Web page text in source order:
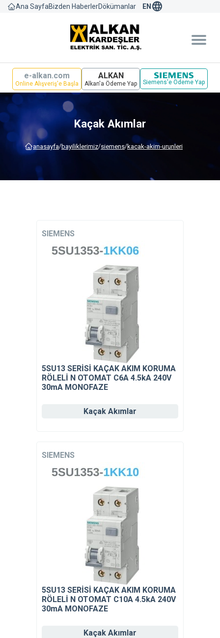
Ana SayfaBizden HaberlerDökümanlar EN language
e-alkan.com
Online Alışveriş'e Başla
ALKAN
Alkan'a Ödeme Yap Siemens'e Ödeme Yap
Kaçak Akımlar
anasayfa/bayi̇li̇kleri̇mi̇z/siemens/kacak-akim-urunleri
SIEMENS
5SU13 SERİSİ KAÇAK AKIM KORUMA
RÖLELİ N OTOMAT C6A 4.5kA 240V
30mA MONOFAZE
Kaçak Akımlar
SIEMENS
5SU13 SERİSİ KAÇAK AKIM KORUMA
RÖLELİ N OTOMAT C10A 4.5kA 240V
30mA MONOFAZE
Kaçak Akımlar